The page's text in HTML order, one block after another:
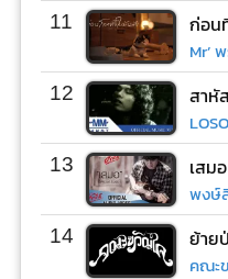
11
Mr’
12 สาหั
13 เสม
พงษ์
14 ย้าย
คณะ